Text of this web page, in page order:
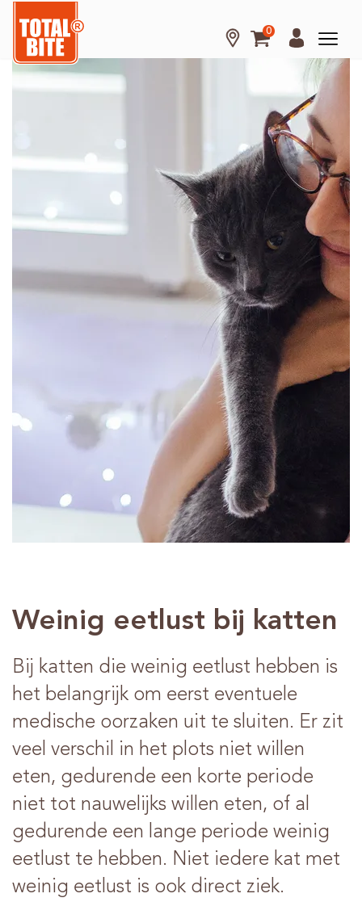
0
Hond
Bite
Kennisbank
Verkooppunten
Contact
Weinig eetlust bij katten
Bij katten die weinig eetlust hebben is
het belangrijk om eerst eventuele
medische oorzaken uit te sluiten. Er zit
veel verschil in het plots niet willen
eten, gedurende een korte periode
niet tot nauwelijks willen eten, of al
gedurende een lange periode weinig
eetlust te hebben. Niet iedere kat met
weinig eetlust is ook direct ziek.